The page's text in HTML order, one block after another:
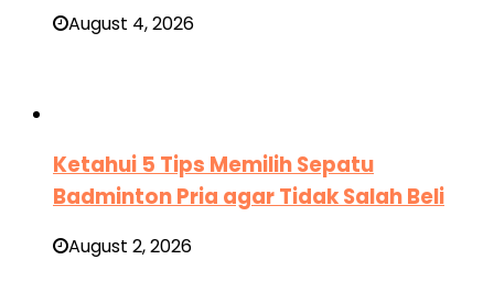
August 4, 2026
Ketahui 5 Tips Memilih Sepatu
Badminton Pria agar Tidak Salah Beli
August 2, 2026